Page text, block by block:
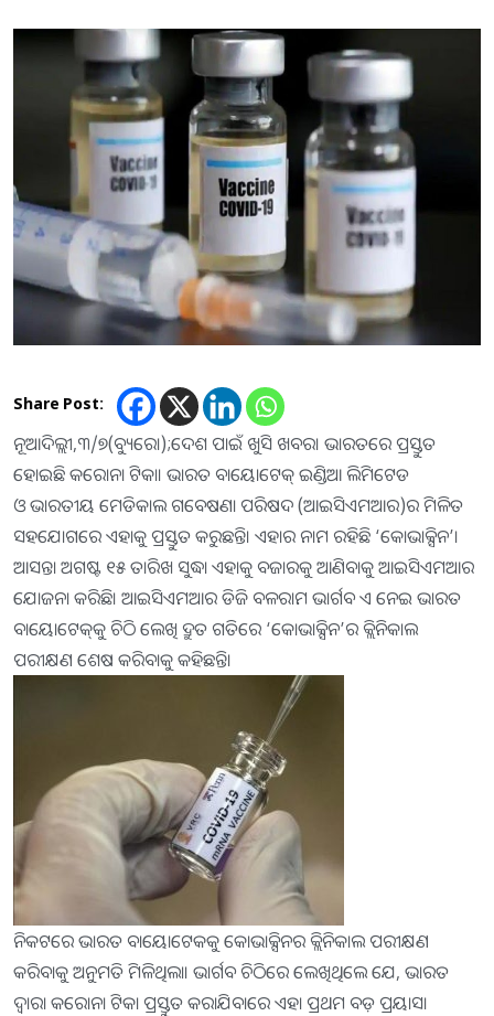
Share Post:
ନୂଆଦିଲ୍ଲୀ,୩/୭(ବ୍ୟୁରୋ);ଦେଶ ପାଇଁ ଖୁସି ଖବର। ଭାରତରେ ପ୍ରସ୍ତୁତ
ହୋଇଛି କରୋନା ଟିକା। ଭାରତ ବାୟୋଟେକ୍‌ ଇଣ୍ଡିଆ ଲିମିଟେଡ
ଓ ଭାରତୀୟ ମେଡିକାଲ ଗବେଷଣା ପରିଷଦ (ଆଇସିଏମଆର)ର ମିଳିତ
ସହଯୋଗରେ ଏହାକୁ ପ୍ରସ୍ତୁତ କରୁଛନ୍ତି। ଏହାର ନାମ ରହିଛି ‘କୋଭାକ୍ସିନ’।
ଆସନ୍ତା ଅଗଷ୍ଟ ୧୫ ତାରିଖ ସୁଦ୍ଧା ଏହାକୁ ବଜାରକୁ ଆଣିବାକୁ ଆଇସିଏମଆର
ଯୋଜନା କରିଛି। ଆଇସିଏମଆର ଡିଜି ବଳରାମ ଭାର୍ଗବ ଏ ନେଇ ଭାରତ
ବାୟୋଟେକ୍‌କୁ ଚିଠି ଲେଖି ଦ୍ରୁତ ଗତିରେ ‘କୋଭାକ୍ସିନ’ର କ୍ଲିନିକାଲ
ପରୀକ୍ଷଣ ଶେଷ କରିବାକୁ କହିଛନ୍ତି।
ନିକଟରେ ଭାରତ ବାୟୋଟେକକୁ କୋଭାକ୍ସିନର କ୍ଲିନିକାଲ ପରୀକ୍ଷଣ
କରିବାକୁ ଅନୁମତି ମିଳିଥିଲା। ଭାର୍ଗବ ଚିଠିରେ ଲେଖିଥିଲେ ଯେ, ଭାରତ
ଦ୍ବାରା କରୋନା ଟିକା ପ୍ରସ୍ତୁତ କରାଯିବାରେ ଏହା ପ୍ରଥମ ବଡ଼ ପ୍ରୟାସ।